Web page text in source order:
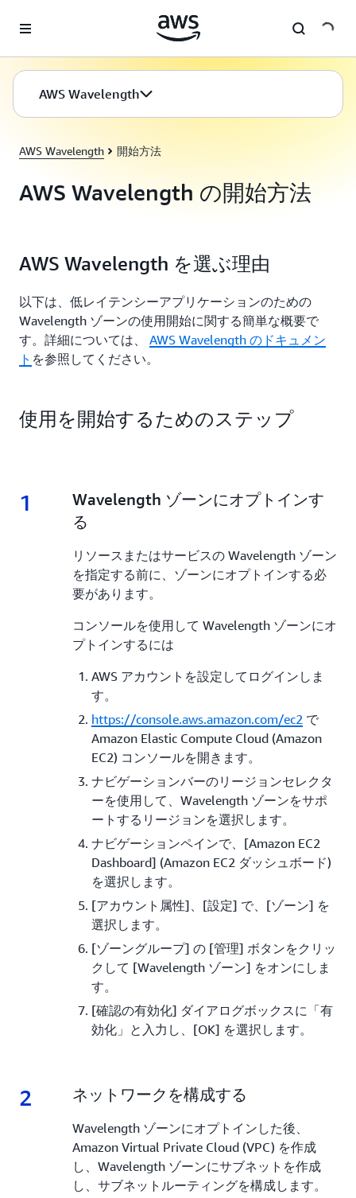
AWS Wavelength
AWS Wavelength 開始方法
AWS Wavelength の開始方法
AWS Wavelength を選ぶ理由
以下は、低レイテンシーアプリケーションのための
Wavelength ゾーンの使用開始に関する簡単な概要で
す。詳細については、 AWS Wavelength のドキュメン
ト を参照してください。
使用を開始するためのステップ
1 1.
Wavelength ゾーンにオプトインす
る
リソースまたはサービスの Wavelength ゾーン
を指定する前に、ゾーンにオプトインする必
要があります。
コンソールを使用して Wavelength ゾーンにオ
プトインするには
AWS アカウントを設定してログインしま
す。
https://console.aws.amazon.com/ec2で
Amazon Elastic Compute Cloud (Amazon
EC2) コンソールを開きます。
ナビゲーションバーのリージョンセレクタ
ーを使用して、Wavelength ゾーンをサポ
ートするリージョンを選択します。
ナビゲーションペインで、[Amazon EC2
Dashboard] (Amazon EC2 ダッシュボード)
を選択します。
[アカウント属性]、[設定] で、[ゾーン] を
選択します。
[ゾーングループ] の [管理] ボタンをクリッ
クして [Wavelength ゾーン] をオンにしま
す。
[確認の有効化] ダイアログボックスに「有
効化」と入力し、[OK] を選択します。
2 2.
ネットワークを構成する
Wavelength ゾーンにオプトインした後、
Amazon Virtual Private Cloud (VPC) を作成
し、Wavelength ゾーンにサブネットを作成
し、サブネットルーティングを構成します。